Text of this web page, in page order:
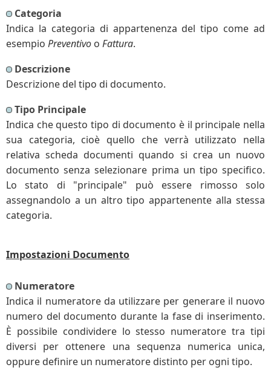
Categoria
Indica la categoria di appartenenza del tipo come ad
esempio Preventivo o Fattura.
Descrizione
Descrizione del tipo di documento.
Tipo Principale
Indica che questo tipo di documento è il principale nella
sua categoria, cioè quello che verrà utilizzato nella
relativa scheda documenti quando si crea un nuovo
documento senza selezionare prima un tipo specifico.
Lo stato di "principale" può essere rimosso solo
assegnandolo a un altro tipo appartenente alla stessa
categoria.
Impostazioni Documento
Numeratore
Indica il numeratore da utilizzare per generare il nuovo
numero del documento durante la fase di inserimento.
È possibile condividere lo stesso numeratore tra tipi
diversi per ottenere una sequenza numerica unica,
oppure definire un numeratore distinto per ogni tipo.